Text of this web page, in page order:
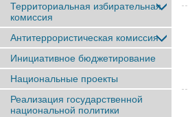
Территориальная избирательная
комиссия
Антитеррористическая комиссия
Инициативное бюджетирование
Национальные проекты
Реализация государственной
национальной политики